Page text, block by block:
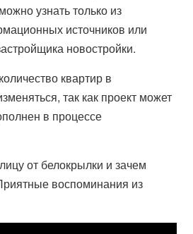
узнать только из
источников или
новостройки.
квартир в
так как проект может
в процессе
от белокрылки и зачем
воспоминания из